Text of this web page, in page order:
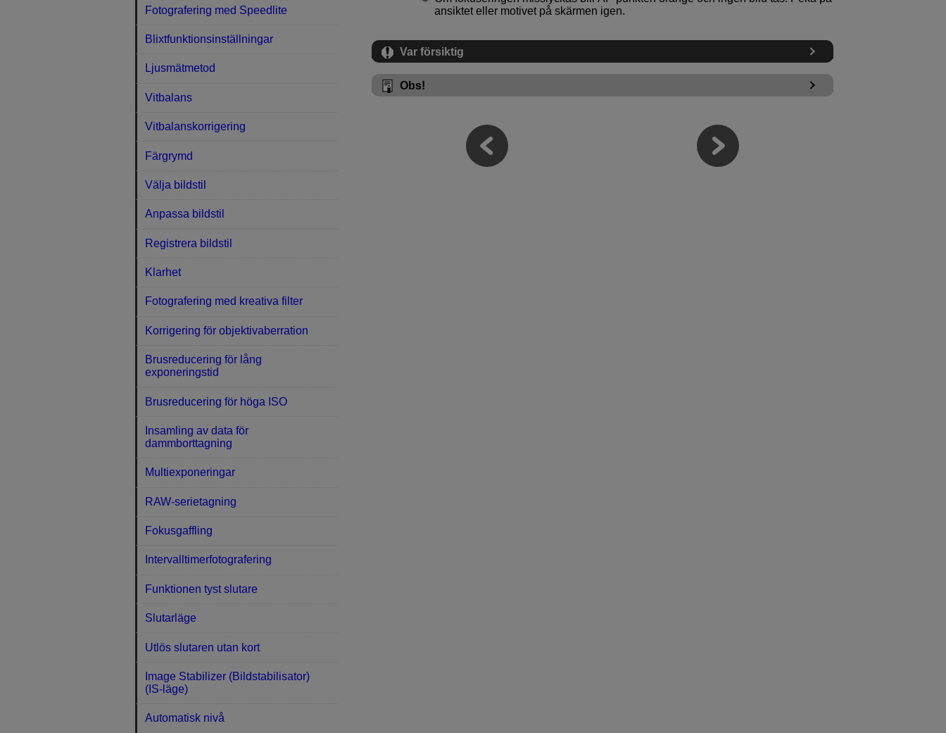
ansiktet eller motivet på skärmen igen.
Var försiktig
Obs!
Fotografering med Speedlite
Blixtfunktionsinställningar
Ljusmätmetod
Vitbalans
Vitbalanskorrigering
Färgrymd
Välja bildstil
Anpassa bildstil
Registrera bildstil
Klarhet
Fotografering med kreativa filter
Korrigering för objektivaberration
Brusreducering för lång
exponeringstid
Brusreducering för höga ISO
Insamling av data för
dammborttagning
Multiexponeringar
RAW-serietagning
Fokusgaffling
Intervalltimerfotografering
Funktionen tyst slutare
Slutarläge
Utlös slutaren utan kort
Image Stabilizer (Bildstabilisator)
(IS-läge)
Automatisk nivå